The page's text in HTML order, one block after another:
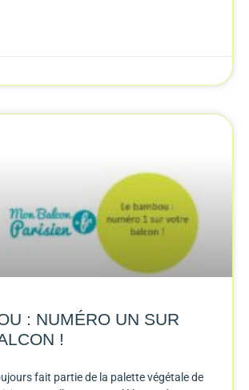
: NUMÉRO UN SUR
!
fait partie de la palette végétale de